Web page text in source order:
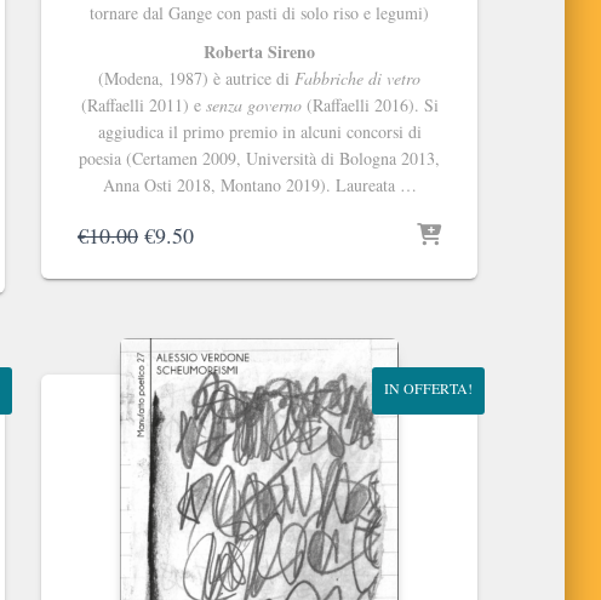
tornare dal Gange con pasti di solo riso e legumi)
Roberta Sireno
(Modena, 1987) è autrice di Fabbriche di vetro
(Raffaelli 2011) e senza governo (Raffaelli 2016). Si
aggiudica il primo premio in alcuni concorsi di
poesia (Certamen 2009, Università di Bologna 2013,
Anna Osti 2018, Montano 2019). Laureata …
€10.00 Il
originale
€10.00.
€9.50Il
attuale
€9.50.
IN OFFERTA!